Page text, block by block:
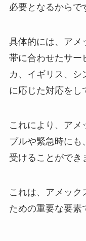
必要となるからで
具体的には、アメ
帯に合わせたサー
カ、イギリス、シ
に応じた対応をし
これにより、アメ
ブルや緊急時にも
受けることができ
これは、アメック
ための重要な要素